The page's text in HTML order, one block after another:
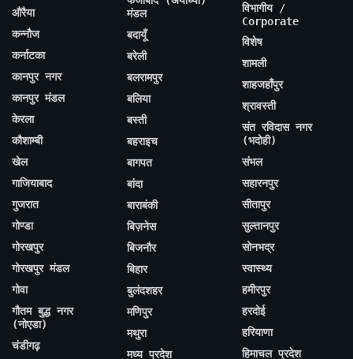
औरैया
कन्नौज
कर्नाटका
कानपुर नगर
कानपुर मंडल
केरला
कौशाम्बी
खेल
गाजियाबाद
गुजरात
गोण्डा
गोरखपुर
गोरखपुर मंडल
गोवा
गौतम बुद्ध नगर
(नोएडा)
चंडीगढ़
मंडल
बदायूँ
बरेली
बलरामपुर
बलिया
बस्ती
बहराइच
बागपत
बांदा
बाराबंकी
बिज़नेस
बिजनौर
बिहार
बुलंदशहर
मणिपुर
मथुरा
मध्य प्रदेश
विभागीय /
Corporate
विशेष
शामली
शाहजहाँपुर
श्रावस्ती
संत रविदास नगर
(भदोही)
संभल
सहारनपुर
सीतापुर
सुल्तानपुर
सोनभद्र
स्वास्थ्य
हमीरपुर
हरदोई
हरियाणा
हिमाचल प्रदेश